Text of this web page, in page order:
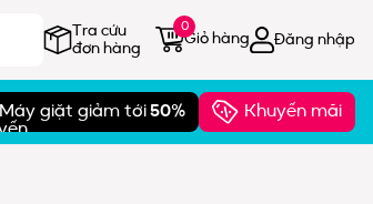
Tra cứu
đơn hàng
0
Giỏ hàng Đăng nhập
Máy giặt giảm tới50% Khuyến mãi